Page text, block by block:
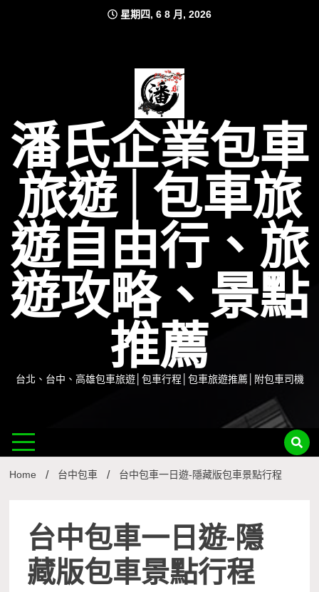
星期四, 6 8 月, 2026
潘氏企業包車
旅遊│包車旅
遊自由行、旅
遊攻略、景點
推薦
台北、台中、高雄包車旅遊│包車行程│包車旅遊推薦│附包車司機
Home 台中包車 台中包車一日遊-隱藏版包車景點行程
台中包車一日遊-隱
藏版包車景點行程